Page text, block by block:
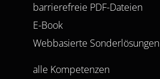
barrierefreie PDF-Dateien
E-Book
Webbasierte Sonderlösungen
alle Kompetenzen